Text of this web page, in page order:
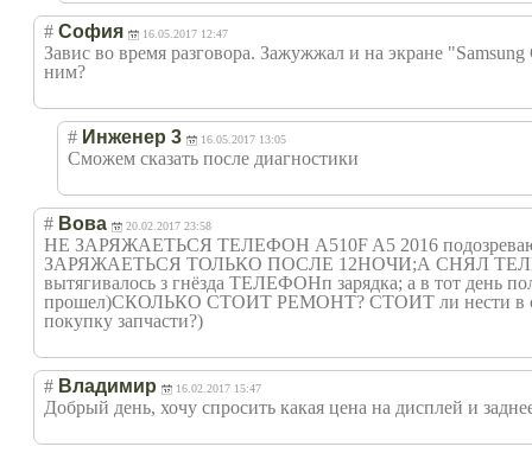
# София 16.05.2017 12:47
Завис во время разговора. Зажужжал и на экране
ним?
# Инженер 3 16.05.2017 13:05
Сможем сказать после диагностики
# Вова 20.02.2017 23:58
НЕ ЗАРЯЖАЕТЬСЯ ТЕЛЕФОН А510F A5 2016
ЗАРЯЖАЕТЬСЯ ТОЛЬКО ПОСЛЕ 12НОЧИ;А СНЯЛ
вытягивалось з гнёзда ТЕЛЕФОНп зарядка; а в тот день
прошел)СКОЛЬКО СТОИТ РЕМОНТ? СТОИТ ли нести в
покупку запчасти?)
# Владимир 16.02.2017 15:47
Добрый день, хочу спросить какая цена на дисплей и